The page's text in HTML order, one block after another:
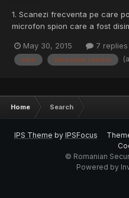
1. Scanezi frecventa pe care
microfon spion care a fost
Poti sa folosesti
direct Oscor Blue de la Rei. 1.1
May 30, 2015 7 replies
care detectare camere
Home Search
IPS Theme by IPSFocus
© Romanian
Powered by